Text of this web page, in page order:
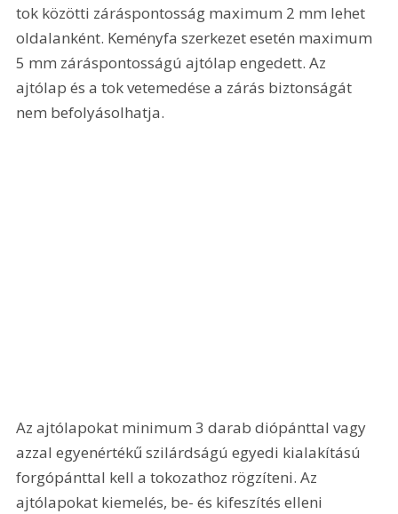
tok közötti záráspontosság maximum 2 mm lehet
oldalanként. Keményfa szerkezet esetén maximum
5 mm záráspontosságú ajtólap engedett. Az
ajtólap és a tok vetemedése a zárás biztonságát
nem befolyásolhatja.
Az ajtólapokat minimum 3 darab diópánttal vagy
azzal egyenértékű szilárdságú egyedi kialakítású
forgópánttal kell a tokozathoz rögzíteni. Az
ajtólapokat kiemelés, be- és kifeszítés elleni